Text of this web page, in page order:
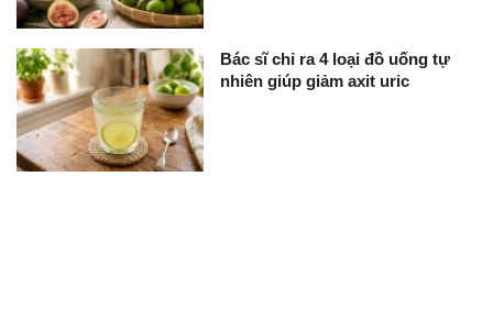
Bác sĩ chỉ ra 4 loại đồ uống tự
nhiên giúp giảm axit uric